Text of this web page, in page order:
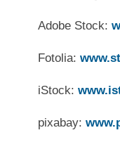
Adobe Stock:
Fotolia:
iStock:
pixabay: